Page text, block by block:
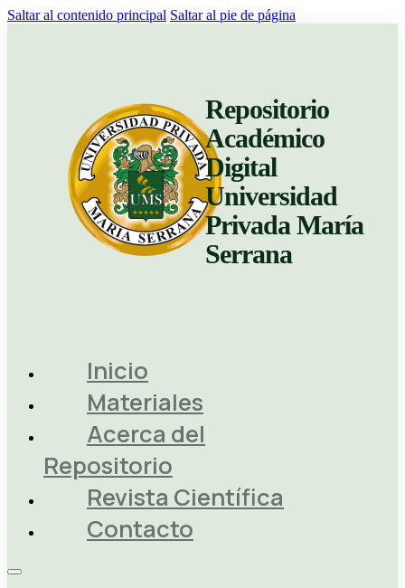
Saltar al contenido principal Saltar al pie de página
Repositorio
Académico
Digital
Universidad
Privada María
Serrana
Inicio
Materiales
Acerca del
Repositorio
Revista Científica
Contacto